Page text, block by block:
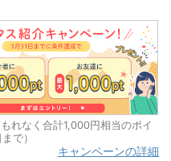
れなく合計1,000円相当のポイ
で）
キャンペーンの詳細